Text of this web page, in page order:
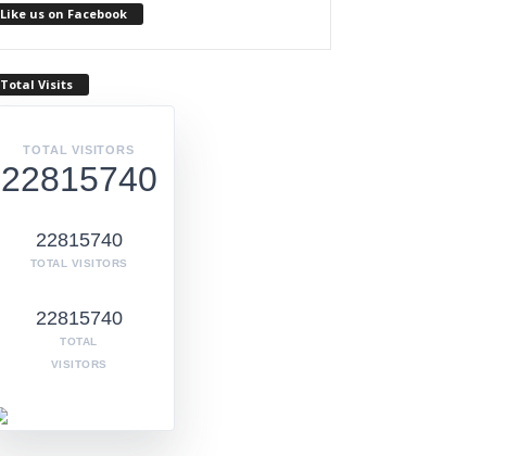
Like us on Facebook
Total Visits
TOTAL VISITORS
22815740
22815740
TOTAL VISITORS
22815740
TOTAL
VISITORS